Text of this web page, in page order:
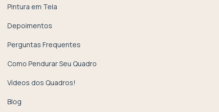
Pintura em Tela
Depoimentos
Perguntas Frequentes
Como Pendurar Seu Quadro
Vídeos dos Quadros!
Blog